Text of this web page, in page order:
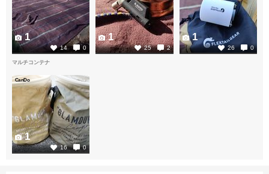
14 0
1
25 2
1
26 0
1
マルチコンテナ
CanDo
16 0
1